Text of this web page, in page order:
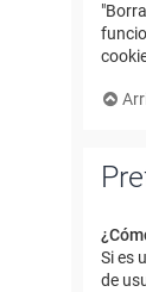
Si es
de